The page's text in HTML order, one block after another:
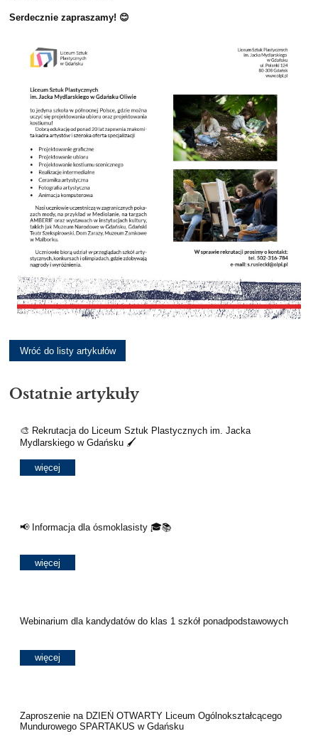
Serdecznie zapraszamy! 😊
Wróć do listy artykułów
Ostatnie artykuły
🎨 Rekrutacja do Liceum Sztuk Plastycznych im. Jacka
Mydlarskiego w Gdańsku 🖌️
więcej
📢 Informacja dla ósmoklasisty 🎓📚
więcej
Webinarium dla kandydatów do klas 1 szkół ponadpodstawowych
więcej
Zaproszenie na DZIEŃ OTWARTY Liceum Ogólnokształcącego
Mundurowego SPARTAKUS w Gdańsku